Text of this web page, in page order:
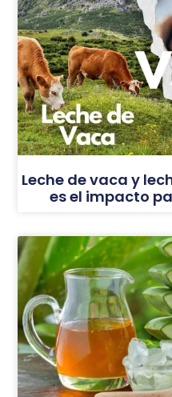
Leche de vaca y
es el impacto